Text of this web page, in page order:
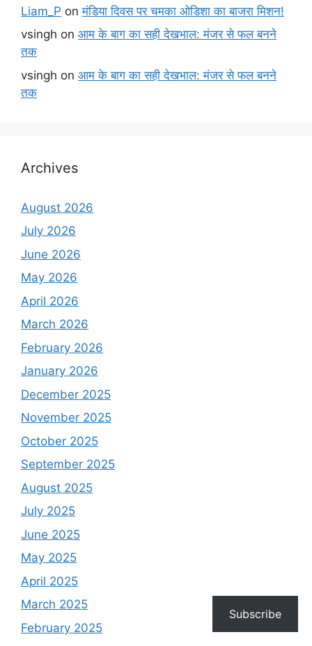
Liam_P onमंडिया दिवस पर चमका ओडिशा का बाजरा मिशन!
vsingh on आम के बाग का सही देखभाल: मंजर से फल बनने
तक
vsingh on आम के बाग का सही देखभाल: मंजर से फल बनने
तक
Archives
August 2026
July 2026
June 2026
May 2026
April 2026
March 2026
February 2026
January 2026
December 2025
November 2025
October 2025
September 2025
August 2025
July 2025
June 2025
May 2025
April 2025
March 2025
February 2025
Subscribe